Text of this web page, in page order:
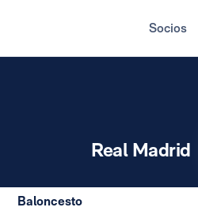
Socios
Real Madrid
Baloncesto